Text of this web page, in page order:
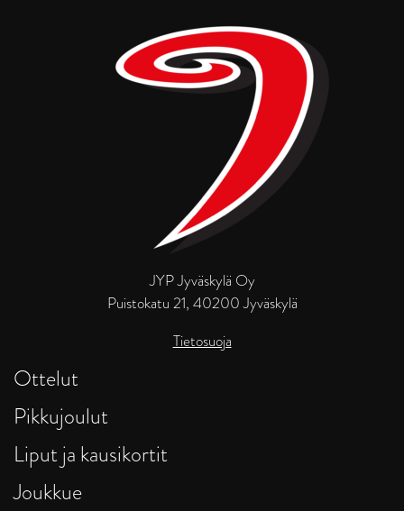
JYP Jyväskylä Oy
Puistokatu 21, 40200 Jyväskylä
Tietosuoja
Ottelut
Pikkujoulut
Liput ja kausikortit
Joukkue